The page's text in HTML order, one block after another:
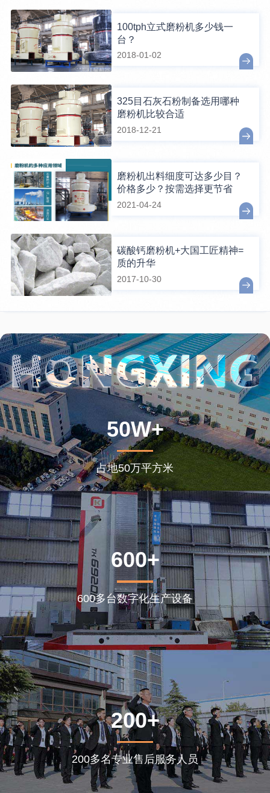
100tph立式磨粉机多少钱一
台？
2018-01-02
325目石灰石粉制备选用哪种
磨粉机比较合适
2018-12-21
磨粉机出料细度可达多少目？
价格多少？按需选择更节省
2021-04-24
碳酸钙磨粉机+大国工匠精神=
质的升华
2017-10-30
50W+
占地50万平方米
600+
600多台数字化生产设备
200+
200多名专业售后服务人员